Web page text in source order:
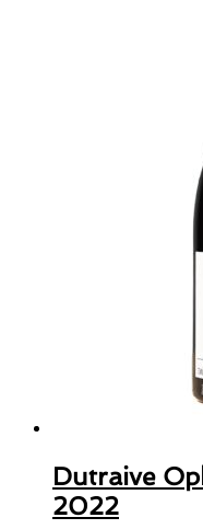
Dutraive
2022